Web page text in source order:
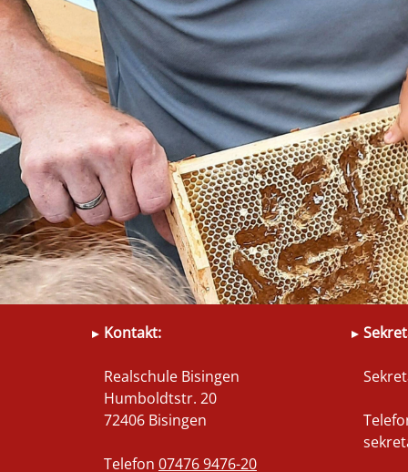
Kontakt:
Realschule Bisingen
Humboldtstr. 20
72406 Bisingen
Telefon 07476 9476-20